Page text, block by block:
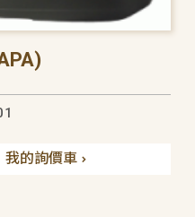
我的詢價車